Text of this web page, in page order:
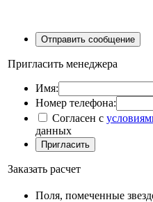
Пригласить менеджера
Имя:
Номер телефона:
Согласен с
данных
Заказать расчет
Поля, помеченные